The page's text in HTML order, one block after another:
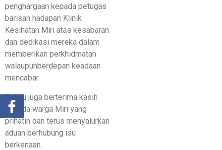
penghargaan kepada petugas
barisan hadapan Klinik
Kesihatan Miri atas kesabaran
dan dedikasi mereka dalam
memberikan perkhidmatan
walaupunberdepan keadaan
mencabar.
Beliau juga berterima kasih
kepada warga Miri yang
prihatin dan terus menyalurkan
aduan berhubung isu
berkenaan.